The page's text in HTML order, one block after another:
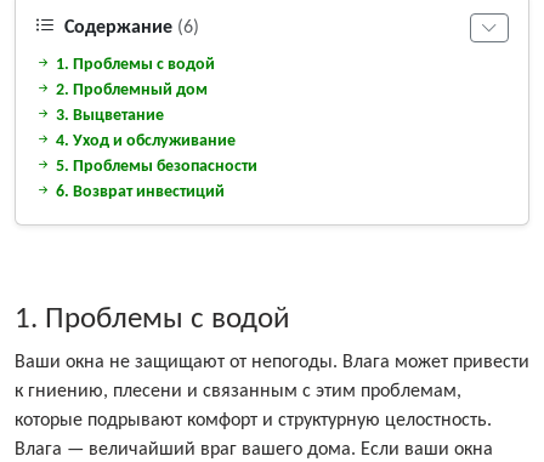
Содержание (6)
1. Проблемы с водой
2. Проблемный дом
3. Выцветание
4. Уход и обслуживание
5. Проблемы безопасности
6. Возврат инвестиций
1. Проблемы с водой
Ваши окна не защищают от непогоды. Влага может привести
к гниению, плесени и связанным с этим проблемам,
которые подрывают комфорт и структурную целостность.
Влага — величайший враг вашего дома. Если ваши окна